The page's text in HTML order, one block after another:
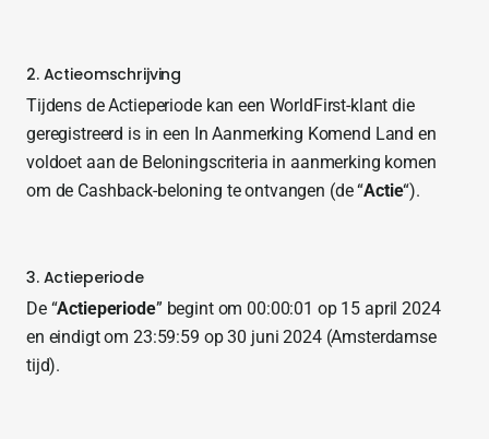
2. Actieomschrijving
Tijdens de Actieperiode kan een WorldFirst-klant die
geregistreerd is in een In Aanmerking Komend Land en
voldoet aan de Beloningscriteria in aanmerking komen
om de Cashback-beloning te ontvangen (de “Actie“).
3. Actieperiode
De “Actieperiode” begint om 00:00:01 op 15 april 2024
en eindigt om 23:59:59 op 30 juni 2024 (Amsterdamse
tijd).